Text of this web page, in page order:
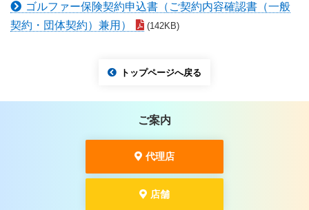
ゴルファー保険契約申込書（ご契約内容確認書（一般
契約・団体契約）兼用）
(142KB)
トップページへ戻る
ご案内
代理店
店舗